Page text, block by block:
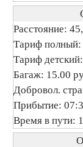
Расстояние:
Тариф полный:
Тариф
Багаж: 15.00
Добровол.
Прибытие:
Время в пути: